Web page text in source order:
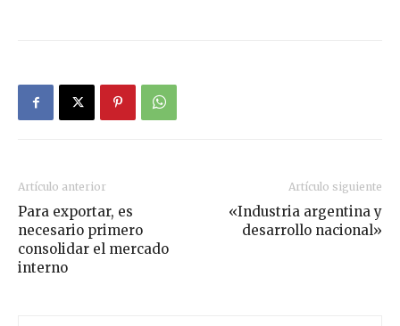
Artículo anterior
Para exportar, es
necesario primero
consolidar el mercado
interno
Artículo siguiente
«Industria argentina y
desarrollo nacional»